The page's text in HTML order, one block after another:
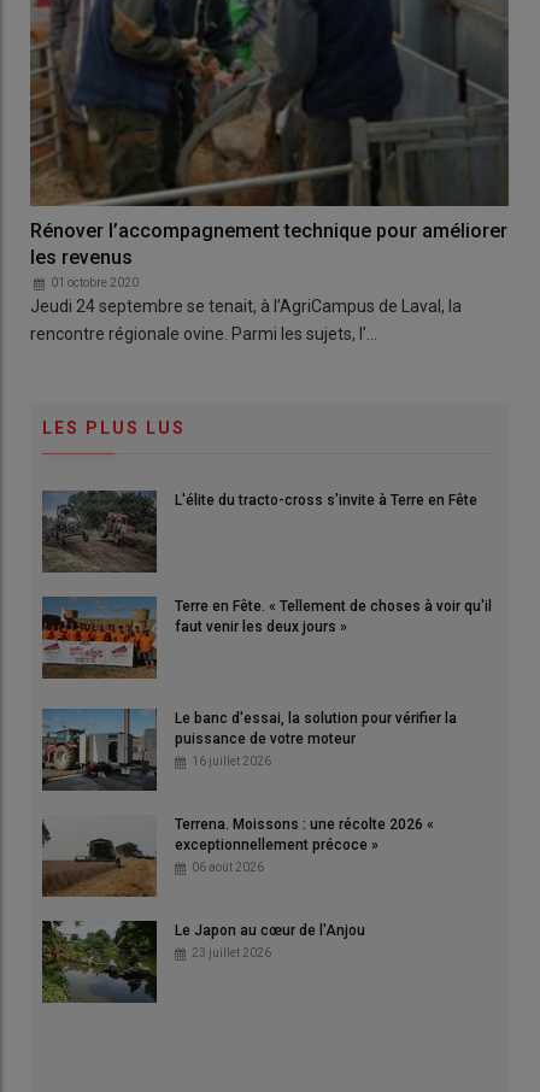
Rénover l’accompagnement technique pour améliorer
les revenus
01 octobre 2020
Jeudi 24 septembre se tenait, à l’AgriCampus de Laval, la
rencontre régionale ovine. Parmi les sujets, l’…
LES PLUS LUS
L'élite du tracto-cross s'invite à Terre en Fête
Terre en Fête. « Tellement de choses à voir qu'il
faut venir les deux jours »
Le banc d'essai, la solution pour vérifier la
puissance de votre moteur
16 juillet 2026
Terrena. Moissons : une récolte 2026 «
exceptionnellement précoce »
06 août 2026
Le Japon au cœur de l'Anjou
23 juillet 2026